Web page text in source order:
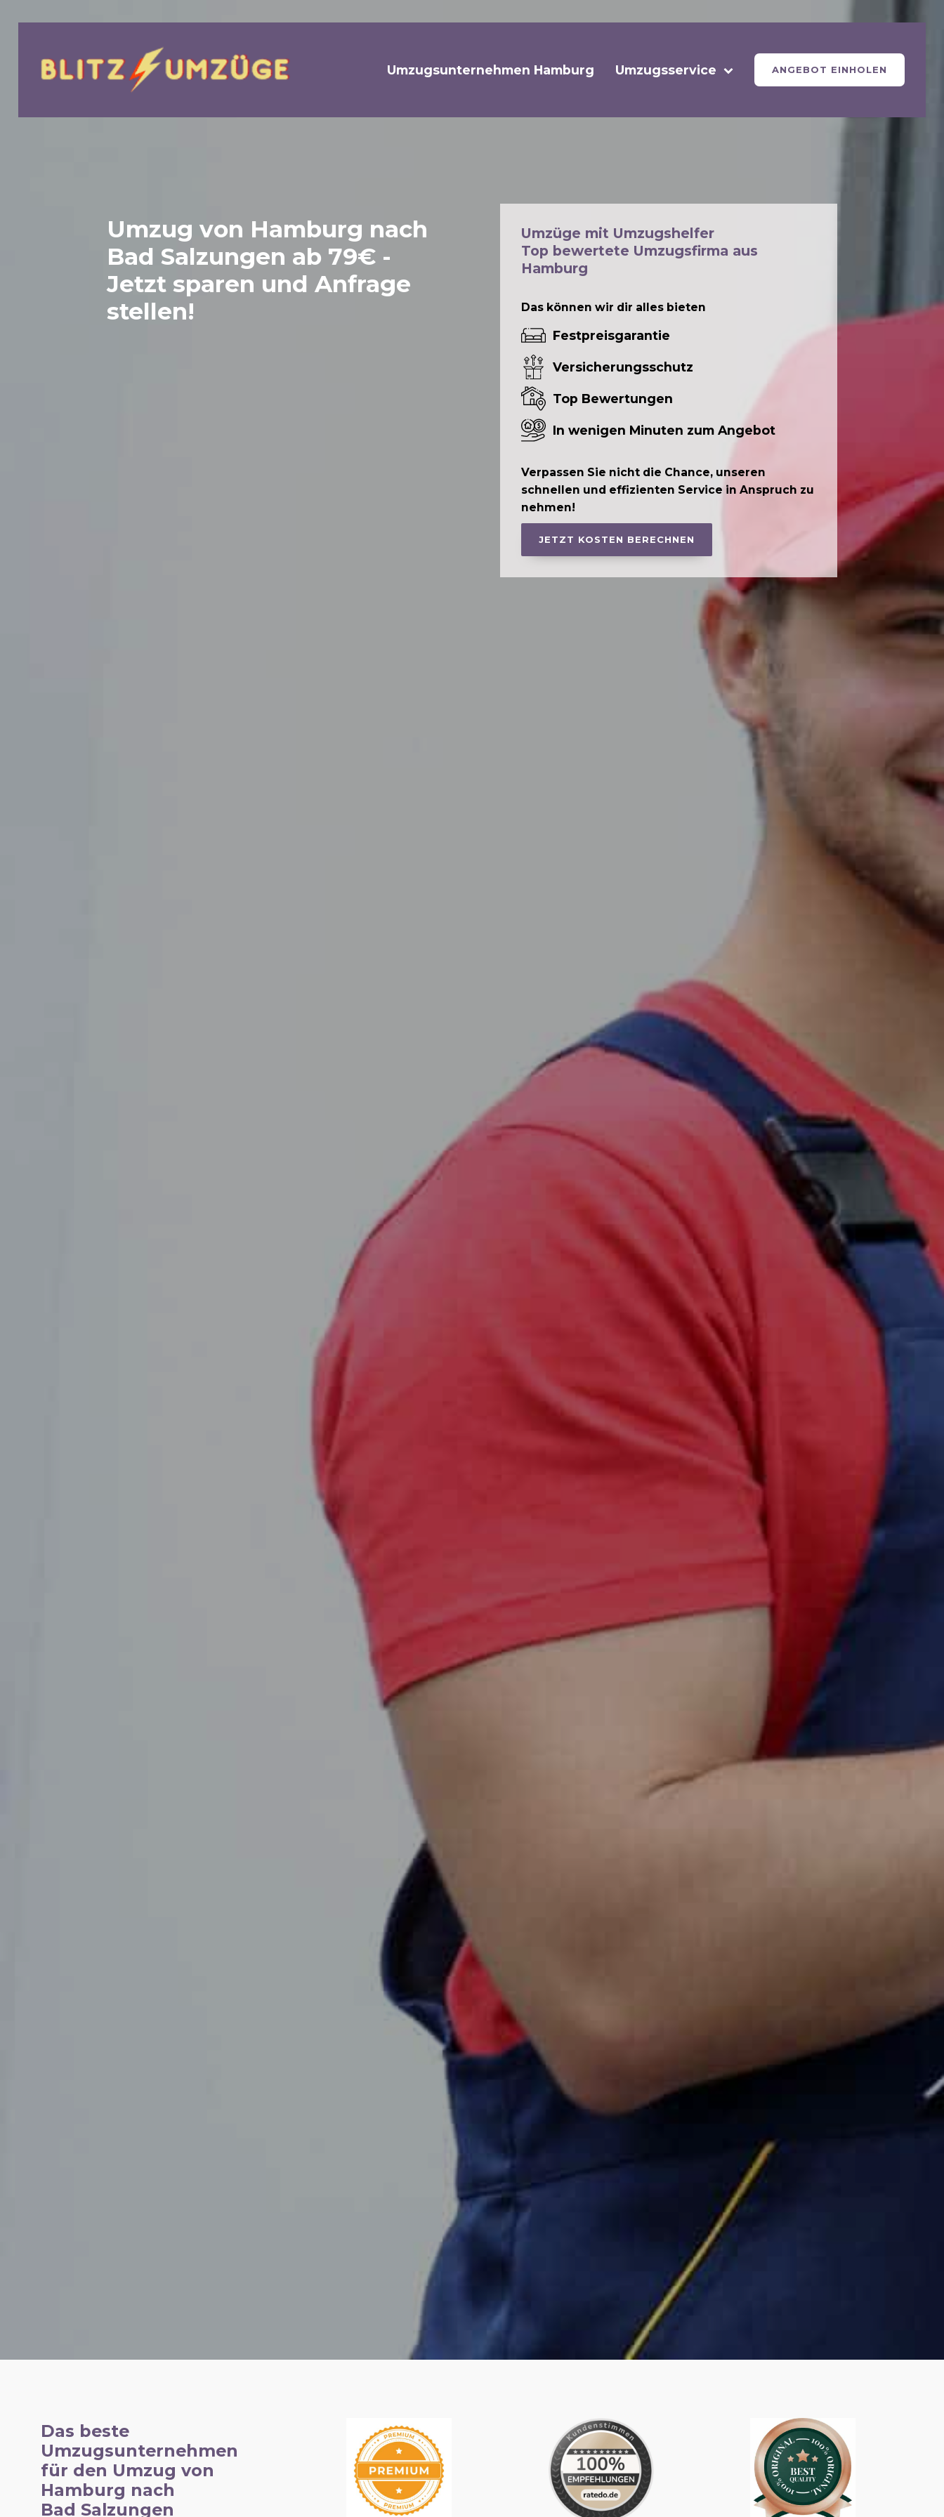
Umzugsunternehmen Hamburg Umzugsservice ANGEBOT EINHOLEN
Umzug von Hamburg nach
Bad Salzungen ab 79€ -
Jetzt sparen und Anfrage
stellen!
Umzüge mit Umzugshelfer
Top bewertete Umzugsfirma aus
Hamburg
Das können wir dir alles bieten
Festpreisgarantie
Versicherungsschutz
Top Bewertungen
In wenigen Minuten zum Angebot
Verpassen Sie nicht die Chance, unseren
schnellen und effizienten Service in Anspruch zu
nehmen!
JETZT KOSTEN BERECHNEN
Das beste
Umzugsunternehmen
für den Umzug von
Hamburg nach
Bad Salzungen